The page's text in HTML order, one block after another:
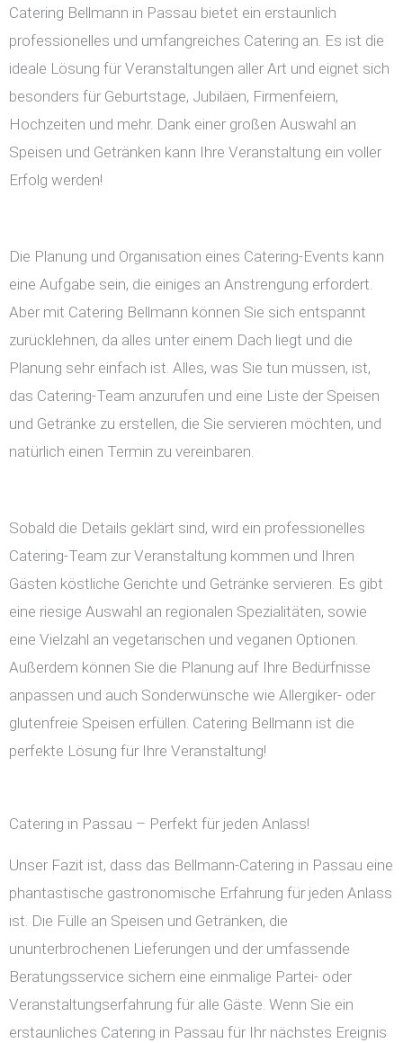
Catering Bellmann in Passau bietet ein erstaunlich
professionelles und umfangreiches Catering an. Es ist die
ideale Lösung für Veranstaltungen aller Art und eignet sich
besonders für Geburtstage, Jubiläen, Firmenfeiern,
Hochzeiten und mehr. Dank einer großen Auswahl an
Speisen und Getränken kann Ihre Veranstaltung ein voller
Erfolg werden!
Die Planung und Organisation eines Catering-Events kann
eine Aufgabe sein, die einiges an Anstrengung erfordert.
Aber mit Catering Bellmann können Sie sich entspannt
zurücklehnen, da alles unter einem Dach liegt und die
Planung sehr einfach ist. Alles, was Sie tun müssen, ist,
das Catering-Team anzurufen und eine Liste der Speisen
und Getränke zu erstellen, die Sie servieren möchten, und
natürlich einen Termin zu vereinbaren.
Sobald die Details geklärt sind, wird ein professionelles
Catering-Team zur Veranstaltung kommen und Ihren
Gästen köstliche Gerichte und Getränke servieren. Es gibt
eine riesige Auswahl an regionalen Spezialitäten, sowie
eine Vielzahl an vegetarischen und veganen Optionen.
Außerdem können Sie die Planung auf Ihre Bedürfnisse
anpassen und auch Sonderwünsche wie Allergiker- oder
glutenfreie Speisen erfüllen. Catering Bellmann ist die
perfekte Lösung für Ihre Veranstaltung!
Catering in Passau – Perfekt für jeden Anlass!
Unser Fazit ist, dass das Bellmann-Catering in Passau eine
phantastische gastronomische Erfahrung für jeden Anlass
ist. Die Fülle an Speisen und Getränken, die
ununterbrochenen Lieferungen und der umfassende
Beratungsservice sichern eine einmalige Partei- oder
Veranstaltungserfahrung für alle Gäste. Wenn Sie ein
erstaunliches Catering in Passau für Ihr nächstes Ereignis